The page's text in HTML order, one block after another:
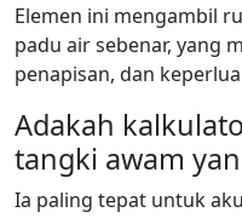
Elemen ini mengambil
padu air sebenar, yang
penapisan, dan
Adakah
tangki awam
Ia paling tepat untuk